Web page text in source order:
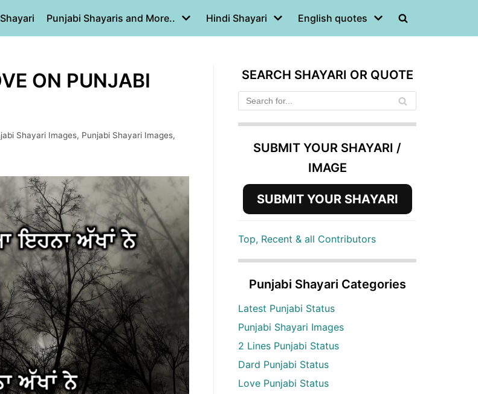
Punjabi Shayaris and More.. Hindi Shayari English quotes
ON PUNJABI
Shayari Images, Punjabi Shayari Images,
SEARCH SHAYARI OR QUOTE
SUBMIT YOUR SHAYARI /
IMAGE
SUBMIT YOUR SHAYARI
Top, Recent & all Contributors
Punjabi Shayari Categories
Latest Punjabi Status
Punjabi Shayari Images
2 Lines Punjabi Status
Dard Punjabi Status
Love Punjabi Status